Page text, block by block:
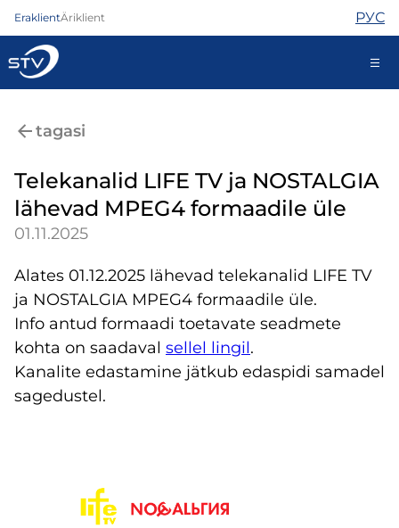
EraklientÄriklient РУС
Internet
TV
Telefon
Abi
Pood
Uudised
Kontaktid
tagasi
Telekanalid LIFE TV ja NOSTALGIA
lähevad MPEG4 formaadile üle
01.11.2025
Alates 01.12.2025 lähevad telekanalid LIFE TV
ja NOSTALGIA MPEG4 formaadile üle.
Info antud formaadi toetavate seadmete
kohta on saadaval sellel lingil.
Kanalite edastamine jätkub edaspidi samadel
sagedustel.